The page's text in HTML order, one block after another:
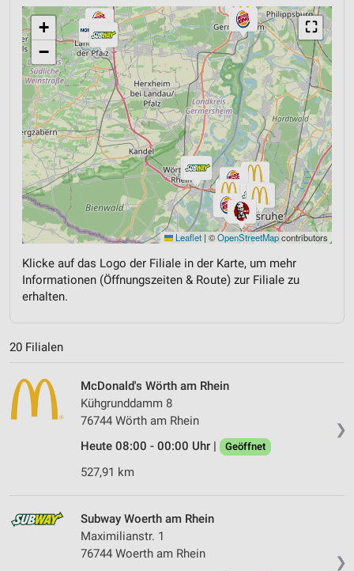
⛶
+
−
Leaflet | ©OpenStreetMapcontributors
Klicke auf das Logo der Filiale in der Karte, um mehr
Informationen (Öffnungszeiten & Route) zur Filiale zu
erhalten.
20 Filialen
❯
McDonald's Wörth am Rhein
Kühgrunddamm 8
76744 Wörth am Rhein
Heute 08:00 - 00:00 Uhr |
Geöffnet
527,91 km
❯
Subway Woerth am Rhein
Maximilianstr. 1
76744 Woerth am Rhein